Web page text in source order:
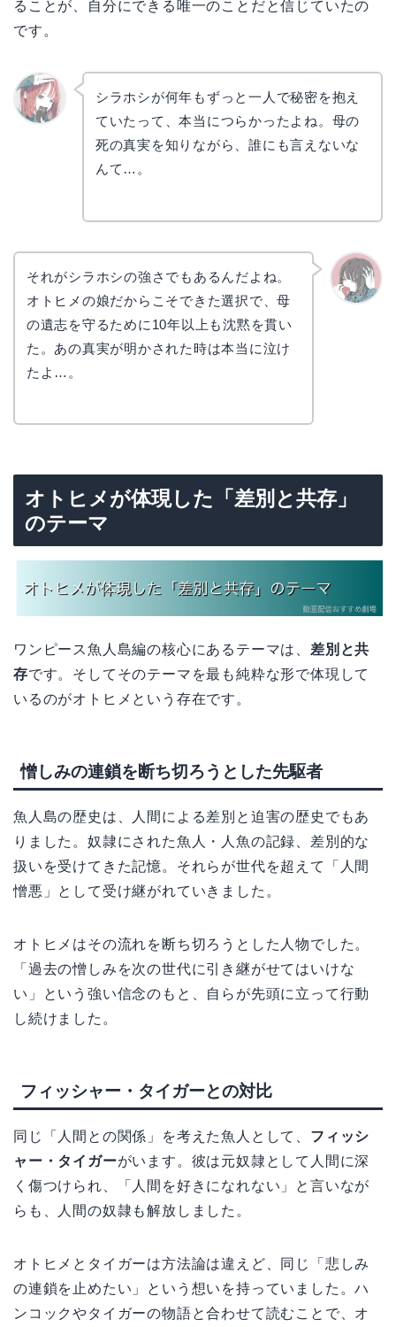
ることが、自分にできる唯一のことだと信じていたの
です。
シラホシが何年もずっと一人で秘密を抱え
ていたって、本当につらかったよね。母の
死の真実を知りながら、誰にも言えないな
んて…。
それがシラホシの強さでもあるんだよね。
オトヒメの娘だからこそできた選択で、母
の遺志を守るために10年以上も沈黙を貫い
た。あの真実が明かされた時は本当に泣け
たよ…。
オトヒメが体現した「差別と共存」
のテーマ
ワンピース魚人島編の核心にあるテーマは、 差別と共
存です。そしてそのテーマを最も純粋な形で体現して
いるのがオトヒメという存在です。
憎しみの連鎖を断ち切ろうとした先駆者
魚人島の歴史は、人間による差別と迫害の歴史でもあ
りました。奴隷にされた魚人・人魚の記録、差別的な
扱いを受けてきた記憶。それらが世代を超えて「人間
憎悪」として受け継がれていきました。
オトヒメはその流れを断ち切ろうとした人物でした。
「過去の憎しみを次の世代に引き継がせてはいけな
い」という強い信念のもと、自らが先頭に立って行動
し続けました。
フィッシャー・タイガーとの対比
同じ「人間との関係」を考えた魚人として、 フィッシ
ャー・タイガーがいます。彼は元奴隷として人間に深
く傷つけられ、「人間を好きになれない」と言いなが
らも、人間の奴隷も解放しました。
オトヒメとタイガーは方法論は違えど、同じ「悲しみ
の連鎖を止めたい」という想いを持っていました。ハ
ンコックやタイガーの物語と合わせて読むことで、オ